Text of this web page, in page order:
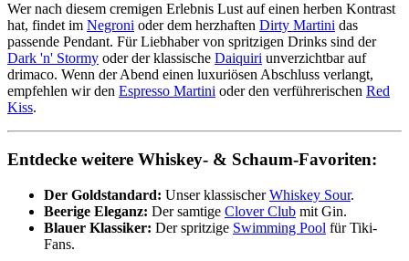
Wer nach diesem cremigen Erlebnis Lust auf einen herben Kontrast
hat, findet im Negroni oder dem herzhaften Dirty Martini das
passende Pendant. Für Liebhaber von spritzigen Drinks sind der
Dark 'n' Stormy oder der klassische Daiquiri unverzichtbar auf
drimaco. Wenn der Abend einen luxuriösen Abschluss verlangt,
empfehlen wir den Espresso Martini oder den verführerischen Red
Kiss.
Entdecke weitere Whiskey- & Schaum-Favoriten:
Der Goldstandard: Unser klassischerWhiskey Sour.
Beerige Eleganz: Der samtige Clover Club mit Gin.
Blauer Klassiker: Der spritzige Swimming Pool für Tiki-
Fans.